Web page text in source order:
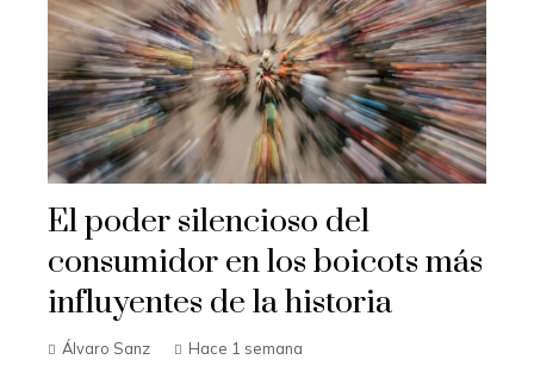
El poder silencioso del
consumidor en los boicots más
influyentes de la historia
Álvaro Sanz Hace 1 semana